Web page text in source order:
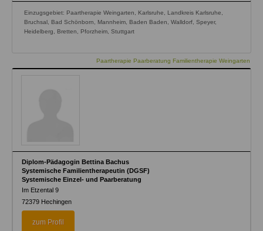
Einzugsgebiet: Paartherapie Weingarten, Karlsruhe, Landkreis Karlsruhe,
Bruchsal, Bad Schönborn, Mannheim, Baden Baden, Walldorf, Speyer,
Heidelberg, Bretten, Pforzheim, Stuttgart
Paartherapie Paarberatung Familientherapie Weingarten
Diplom-Pädagogin Bettina Bachus
Systemische Familientherapeutin (DGSF)
Systemische Einzel- und Paarberatung
Im Etzental 9
72379 Hechingen
zum Profil